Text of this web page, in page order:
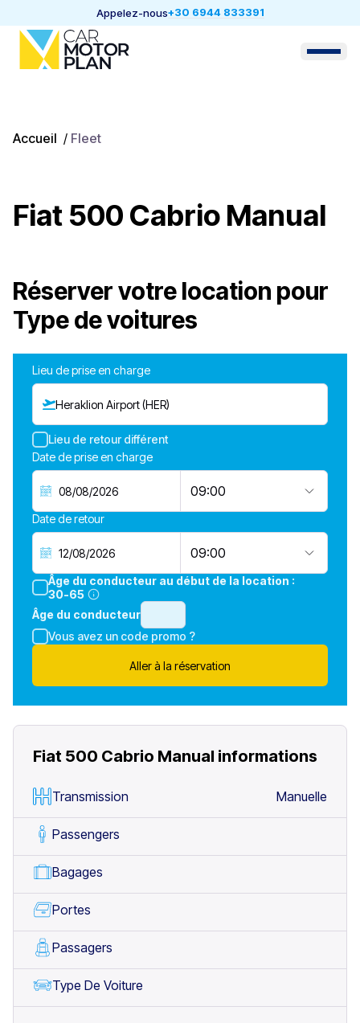
Appelez-nous+30 6944 833391
Accueil / Fleet
Fiat 500 Cabrio Manual
Réserver votre location pour
Type de voitures
Lieu de prise en charge
Heraklion Airport (HER)
Lieu de retour différent
Date de prise en charge
09:00
Date de retour
09:00
Âge du conducteur au début de la location :
30-65
Âge du conducteur
Vous avez un code promo ?
Aller à la réservation
Fiat 500 Cabrio Manual informations
Transmission Manuelle
Passengers
Bagages
Portes
Passagers
Type De Voiture